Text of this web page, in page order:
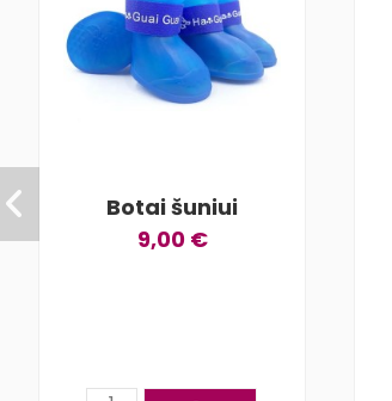
Botai šuniui
9,00 €